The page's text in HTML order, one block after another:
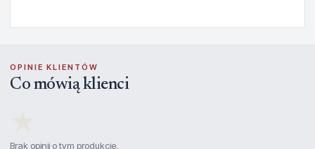
OPINIE KLIENTÓW
Co mówią klienci
Brak opinii o tym produkcie.